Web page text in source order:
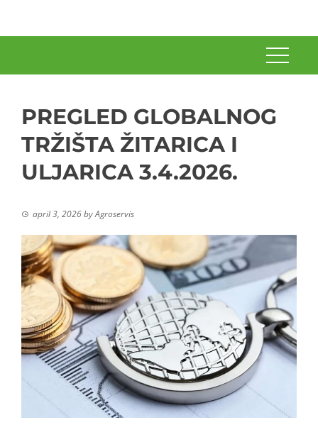
PREGLED GLOBALNOG
TRŽIŠTA ŽITARICA I
ULJARICA 3.4.2026.
april 3, 2026byAgroservis